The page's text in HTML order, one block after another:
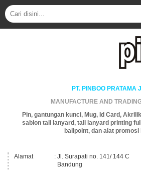
PT. PINBOO PRATAMA
MANUFACTURE AND
Pin, gantungan kunci, Mug, Id Card,
sablon tali lanyard, tali lanyard printing
ballpoint, dan alat promosi
Alamat
: Jl. Surapati no. 141/ 144 C
Bandung